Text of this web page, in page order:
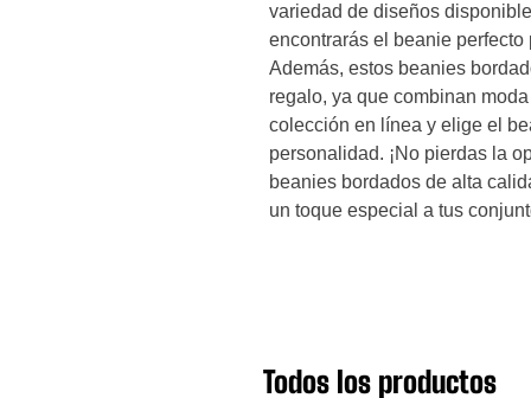
variedad de diseños
encontrarás el beanie
Además, estos beanies
regalo, ya que combinan
colección en línea y elige el
personalidad. ¡No pierdas la
beanies bordados de alta
un toque especial a tus
Todos los productos